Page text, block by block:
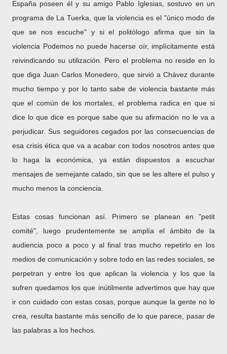
España poseen él y su amigo Pablo Iglesias, sostuvo en un
programa de La Tuerka, que la violencia es el "único modo de
que se nos escuche" y si el politólogo afirma que sin la
violencia Podemos no puede hacerse oír, implícitamente está
reivindicando su utilización. Pero el problema no reside en lo
que diga Juan Carlos Monedero, que sirvió a Chávez durante
mucho tiempo y por lo tanto sabe de violencia bastante más
que el común de los mortales, el problema radica en que si
dice lo que dice es porque sabe que su afirmación no le va a
perjudicar. Sus seguidores cegados por las consecuencias de
esa crisis ética que va a acabar con todos nosotros antes que
lo haga la económica, ya están dispuestos a escuchar
mensajes de semejante calado, sin que se les altere el pulso y
mucho menos la conciencia.
Estas cosas funcionan así. Primero se planean en "petit
comité", luego prudentemente se amplía el ámbito de la
audiencia poco a poco y al final tras mucho repetirlo en los
medios de comunicación y sobre todo en las redes sociales, se
perpetran y entre los que aplican la violencia y los que la
sufren quedamos los que inútilmente advertimos que hay que
ir con cuidado con estas cosas, porque aunque la gente no lo
crea, resulta bastante más sencillo de lo que parece, pasar de
las palabras a los hechos.